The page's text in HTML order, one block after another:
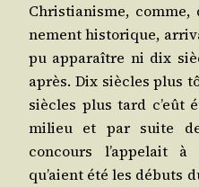
Chris­tia­nisme,
ne­ment his­to­rique,
pu appa­raître ni dix
après. Dix siècles plus
siècles plus tard c’eût
milieu et par suite
concours l’appelait
qu’aient été les débuts